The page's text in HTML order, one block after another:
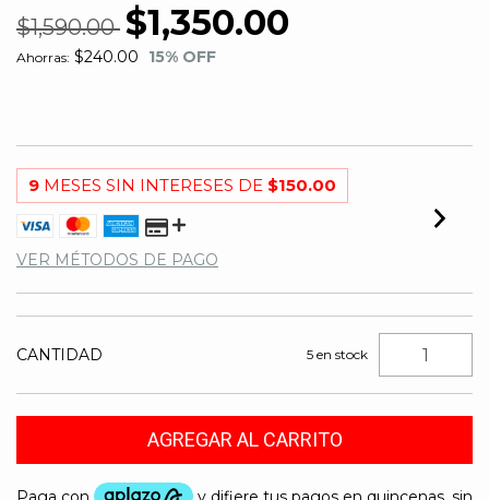
$1,590.00 $1,350.00
Ahorras: $240.00 15% OFF
9 MESES SIN INTERESES DE $150.00
VER MÉTODOS DE PAGO
CANTIDAD 5 en stock